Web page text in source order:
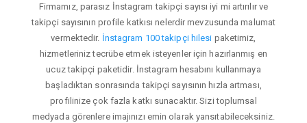
Firmamız, parasız İnstagram takipçi sayısı iyi mi artırılır ve
takipçi sayısının profile katkısı nelerdir mevzusunda malumat
vermektedir. İnstagram 100 takipçi hilesi paketimiz,
hizmetleriniz tecrübe etmek isteyenler için hazırlanmış en
ucuz takipçi paketidir. İnstagram hesabını kullanmaya
başladıktan sonrasında takipçi sayısının hızla artması,
profilinize çok fazla katkı sunacaktır. Sizi toplumsal
medyada görenlere imajınızı emin olarak yansıtabileceksiniz.